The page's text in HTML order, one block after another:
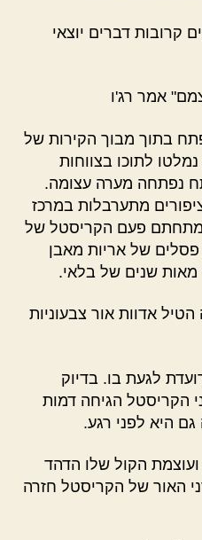
קרובות דברים יוצאי
אמר רג'ו
בתוך מבוך הקירות של
לתוכו בצווחות
נפתחה מערה עצומה.
מתערבלות במרכז
מתחתם פעם הקריסטל של
פסלים של אריות מאבן
מאות שנים של בלאי.
אדוות אור צבעוניות
לגעת בו. בדיוק
הקריסטל הגיחה דמות
היא לפני רגע.
ועוצמת הקול שלו הדהד
האור של הקריסטל חזרה